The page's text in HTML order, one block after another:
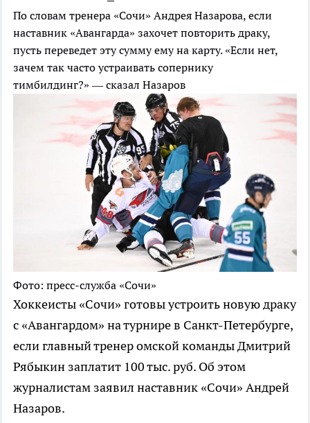
По словам тренера «Сочи» Андрея Назарова, если
наставник «Авангарда» захочет повторить драку,
пусть переведет эту сумму ему на карту. «Если нет,
зачем так часто устраивать сопернику
тимбилдинг?» — сказал Назаров
Фото: пресс-служба «Сочи»
Хоккеисты «Сочи» готовы устроить новую драку
с «Авангардом» на турнире в Санкт-Петербурге,
если главный тренер омской команды Дмитрий
Рябыкин заплатит 100 тыс. руб. Об этом
журналистам заявил наставник «Сочи» Андрей
Назаров.